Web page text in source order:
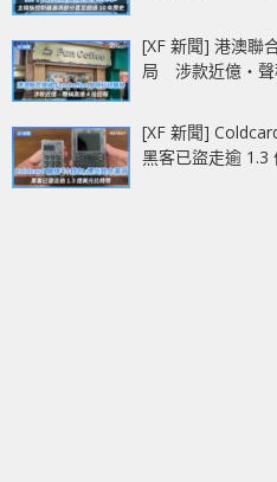
[XF 新聞] 港澳聯
局 涉款近億‧聲
[XF 新聞]
黑客已盜走逾 1.3